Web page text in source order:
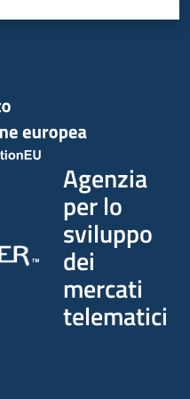
Agenzia
per lo
sviluppo
dei
mercati
telematici